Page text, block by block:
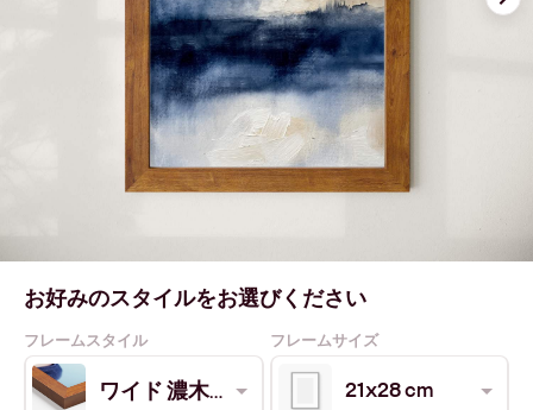
お好みのスタイルをお選びください
フレームスタイル フレームサイズ
ワイド 濃木目 21x28 cm